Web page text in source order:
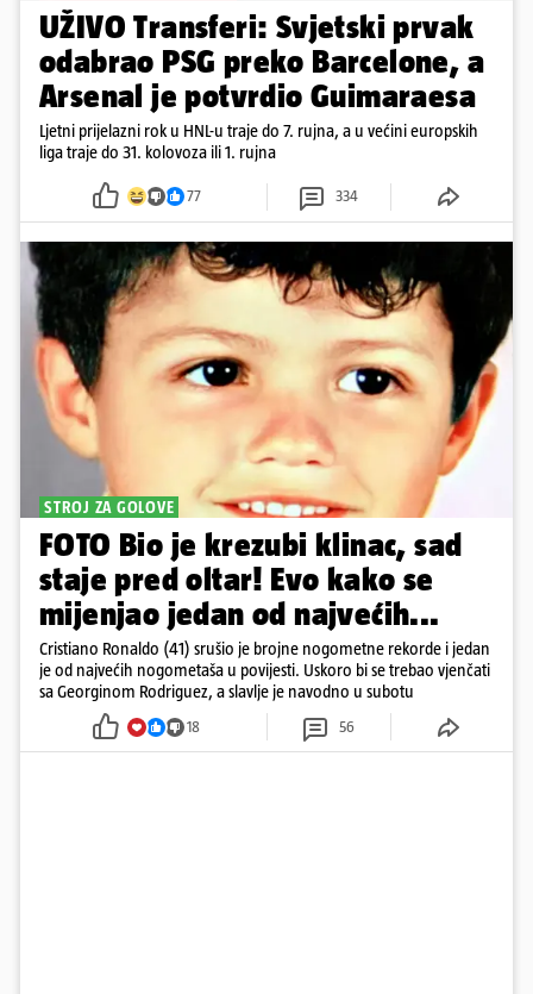
UŽIVO Transferi: Svjetski prvak
odabrao PSG preko Barcelone, a
Arsenal je potvrdio Guimaraesa
Ljetni prijelazni rok u HNL-u traje do 7. rujna, a u većini europskih
liga traje do 31. kolovoza ili 1. rujna
77 334
STROJ ZA GOLOVE
FOTO Bio je krezubi klinac, sad
staje pred oltar! Evo kako se
mijenjao jedan od najvećih...
Cristiano Ronaldo (41) srušio je brojne nogometne rekorde i jedan
je od najvećih nogometaša u povijesti. Uskoro bi se trebao vjenčati
sa Georginom Rodriguez, a slavlje je navodno u subotu
18 56